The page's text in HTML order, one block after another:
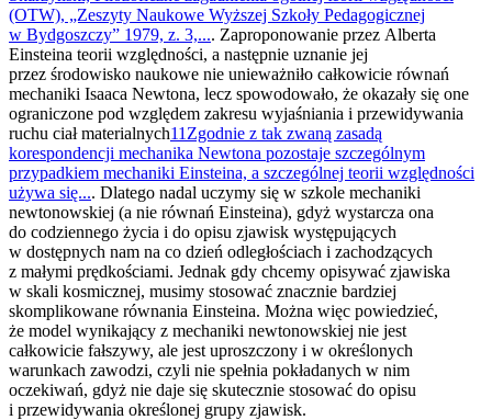
(OTW), „Zeszyty Naukowe Wyższej Szkoły Pedagogicznej
w Bydgoszczy” 1979, z. 3,.... Zaproponowanie przez Alberta
Einsteina teorii względności, a następnie uznanie jej
przez środowisko naukowe nie unieważniło całkowicie równań
mechaniki Isaaca Newtona, lecz spowodowało, że okazały się one
ograniczone pod względem zakresu wyjaśniania i przewidywania
ruchu ciał materialnych11 Zgodnie z tak zwaną zasadą
korespondencji mechanika Newtona pozostaje szczególnym
przypadkiem mechaniki Einsteina, a szczególnej teorii względności
używa się.... Dlatego nadal uczymy się w szkole mechaniki
newtonowskiej (a nie równań Einsteina), gdyż wystarcza ona
do codziennego życia i do opisu zjawisk występujących
w dostępnych nam na co dzień odległościach i zachodzących
z małymi prędkościami. Jednak gdy chcemy opisywać zjawiska
w skali kosmicznej, musimy stosować znacznie bardziej
skomplikowane równania Einsteina. Można więc powiedzieć,
że model wynikający z mechaniki newtonowskiej nie jest
całkowicie fałszywy, ale jest uproszczony i w określonych
warunkach zawodzi, czyli nie spełnia pokładanych w nim
oczekiwań, gdyż nie daje się skutecznie stosować do opisu
i przewidywania określonej grupy zjawisk.